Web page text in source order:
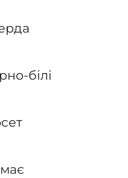
білі